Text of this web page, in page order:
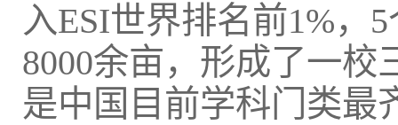
入ESI世界排名前1%，
8000余亩，形成了一
是中国目前学科门类最